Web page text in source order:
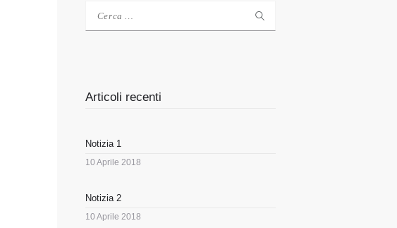
Articoli recenti
Notizia 1
10 Aprile 2018
Notizia 2
10 Aprile 2018